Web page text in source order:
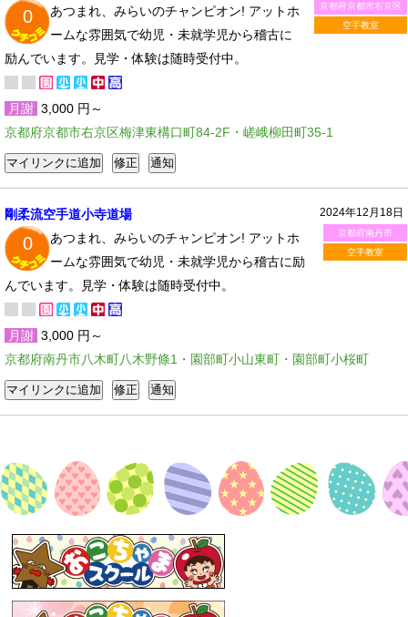
京都府京都市右京区
空手教室
0
あつまれ、みらいのチャンピオン! アットホ
ームな雰囲気で幼児・未就学児から稽古に
励んでいます。見学・体験は随時受付中。
月謝 3,000 円～
京都府京都市右京区梅津東構口町84-2F・嵯峨柳田町35-1
2024年12月18日
京都府南丹市
空手教室
剛柔流空手道小寺道場
0
あつまれ、みらいのチャンピオン! アットホ
ームな雰囲気で幼児・未就学児から稽古に励
んでいます。見学・体験は随時受付中。
月謝 3,000 円～
京都府南丹市八木町八木野條1・園部町小山東町・園部町小桜町